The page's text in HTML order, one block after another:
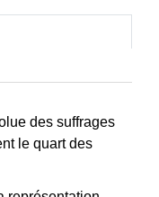
des suffrages
le quart des